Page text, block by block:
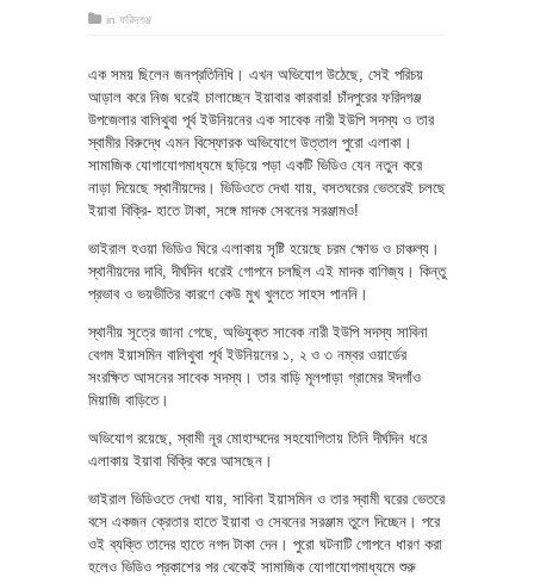
in ফরিদগঞ্জ
এক সময় ছিলেন জনপ্রতিনিধি। এখন অভিযোগ উঠেছে, সেই পরিচয়
আড়াল করে নিজ ঘরেই চালাচ্ছেন ইয়াবার কারবার! চাঁদপুরের ফরিদগঞ্জ
উপজেলার বালিথুবা পূর্ব ইউনিয়নের এক সাবেক নারী ইউপি সদস্য ও তার
স্বামীর বিরুদ্ধে এমন বিস্ফোরক অভিযোগে উত্তাল পুরো এলাকা।
সামাজিক যোগাযোগমাধ্যমে ছড়িয়ে পড়া একটি ভিডিও যেন নতুন করে
নাড়া দিয়েছে স্থানীয়দের। ভিডিওতে দেখা যায়, বসতঘরের ভেতরেই চলছে
ইয়াবা বিক্রি- হাতে টাকা, সঙ্গে মাদক সেবনের সরঞ্জামও!
ভাইরাল হওয়া ভিডিও ঘিরে এলাকায় সৃষ্টি হয়েছে চরম ক্ষোভ ও চাঞ্চল্য।
স্থানীয়দের দাবি, দীর্ঘদিন ধরেই গোপনে চলছিল এই মাদক বাণিজ্য। কিন্তু
প্রভাব ও ভয়ভীতির কারণে কেউ মুখ খুলতে সাহস পাননি।
স্থানীয় সূত্রে জানা গেছে, অভিযুক্ত সাবেক নারী ইউপি সদস্য সাবিনা
বেগম ইয়াসমিন বালিথুবা পূর্ব ইউনিয়নের ১, ২ ও ৩ নম্বর ওয়ার্ডের
সংরক্ষিত আসনের সাবেক সদস্য। তার বাড়ি মূলপাড়া গ্রামের ঈদগাঁও
মিয়াজি বাড়িতে।
অভিযোগ রয়েছে, স্বামী নূর মোহাম্মদের সহযোগিতায় তিনি দীর্ঘদিন ধরে
এলাকায় ইয়াবা বিক্রি করে আসছেন।
ভাইরাল ভিডিওতে দেখা যায়, সাবিনা ইয়াসমিন ও তার স্বামী ঘরের ভেতরে
বসে একজন ক্রেতার হাতে ইয়াবা ও সেবনের সরঞ্জাম তুলে দিচ্ছেন। পরে
ওই ব্যক্তি তাদের হাতে নগদ টাকা দেন। পুরো ঘটনাটি গোপনে ধারণ করা
হলেও ভিডিও প্রকাশের পর থেকেই সামাজিক যোগাযোগমাধ্যমে শুরু